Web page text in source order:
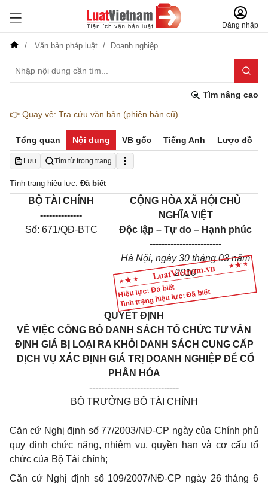
Đăng nhập
Văn bản pháp luật Doanh nghiệp
Tìm nâng cao
👉 Quay về: Tra cứu văn bản (phiên bản cũ)
Tổng quan Nội dung VB gốc Tiếng Anh Lược đồ
Lưu Tìm từ trong trang
Tình trạng hiệu lực: Đã biết
Hiệu lực: Đã biết
Tình trạng hiệu lực: Đã biết
BỘ TÀI CHÍNH
--------------
Số: 671/QĐ-BTC
CỘNG HÒA XÃ HỘI CHỦ
NGHĨA VIỆT
Độc lập – Tự do – Hạnh phúc
------------------------
Hà Nội, ngày 30 tháng 03 năm
2010
QUYẾT ĐỊNH
VỀ VIỆC CÔNG BỐ DANH SÁCH TỔ CHỨC TƯ VẤN
ĐỊNH GIÁ BỊ LOẠI RA KHỎI DANH SÁCH CUNG CẤP
DỊCH VỤ XÁC ĐỊNH GIÁ TRỊ DOANH NGHIỆP ĐỂ CỔ
PHẦN HÓA
------------------------------
BỘ TRƯỞNG BỘ TÀI CHÍNH
Căn cứ Nghị định số 77/2003/NĐ-CP ngàycủa Chính phủ
quy định chức năng, nhiệm vụ, quyền hạn và cơ cấu tổ
chức của Bộ Tài chính;
Căn cứ Nghị định số 109/2007/NĐ-CP ngày 26 tháng 6